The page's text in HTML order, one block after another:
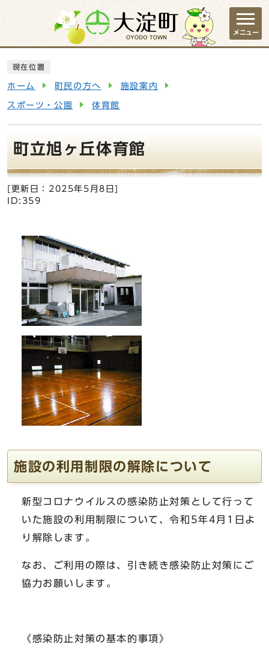
ページの先頭です
メニュー
現在位置
ホーム 町民の方へ 施設案内
スポーツ・公園 体育館
町立旭ヶ丘体育館
[更新日： 2025年5月8日
ID:359
施設の利用制限の解除について
新型コロナウイルスの感染防止対策として行って
いた施設の利用制限について、令和5年4月1日よ
り解除します。
なお、ご利用の際は、引き続き感染防止対策にご
協力お願いします。
《感染防止対策の基本的事項》